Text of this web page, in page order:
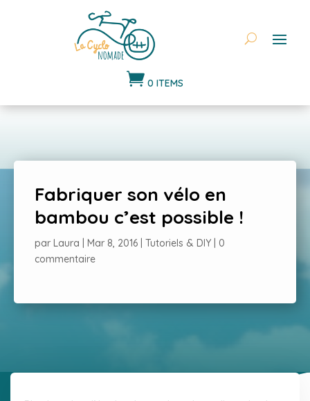
 0 ITEMS
Fabriquer son vélo en
bambou c’est possible !
par Laura Mar 8, 2016 Tutoriels & DIY
0
commentaire